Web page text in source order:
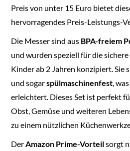
Preis von unter 15 Euro bietet
hervorragendes Preis-Leistungs-
Die Messer sind aus BPA-freiem
und wurden speziell für die
Kinder ab 2 Jahren konzipiert. Sie
und sogarspülmaschinenfest ,
erleichtert. Dieses Set ist perfekt
Obst, Gemüse und weiteren
zu einem nützlichen
Der Amazon Prime-Vorteilsorgt